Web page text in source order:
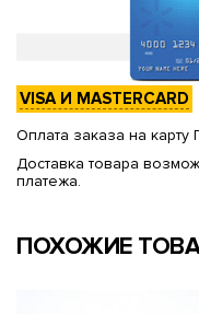
VISA И MASTERCARD
Оплата заказа на карту
Доставка товара
платежа.
ПОХОЖИЕ